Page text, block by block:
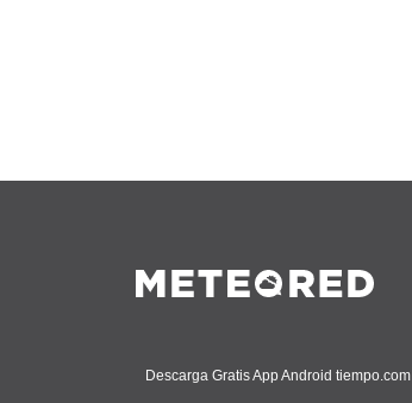
Descarga Gratis App Android tiempo.com